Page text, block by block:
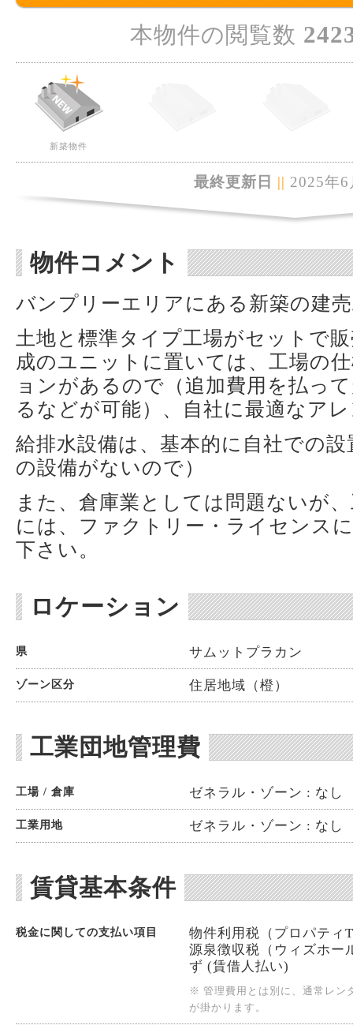
本物件の閲覧数
新築物件
最終更新日 || 2025年
物件コメント
バンプリーエリアにある新築の建
土地と標準タイプ工場がセットで
成のユニットに置いては、工場の
ョンがあるので（追加費用を払っ
るなどが可能）、自社に最適なア
給排水設備は、基本的に自社での
の設備がないので）
また、倉庫業としては問題ないが
には、ファクトリー・ライセンス
下さい。
ロケーション
県 サムットプラカン
ゾーン区分 住居地域（橙）
工業団地管理費
工場 / 倉庫 ゼネラル・ゾーン : なし
工業用地 ゼネラル・ゾーン : なし
賃貸基本条件
税金に関しての支払い項目
物件利用税（プロパティ
源泉徴収税（ウィズホー
ず (賃借人払い)
※ 管理費用とは別に、通常レン
が掛かります。